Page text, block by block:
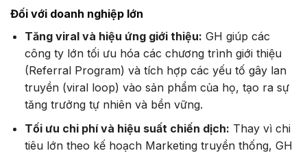
Đối với doanh nghiệp lớn
Tăng viral và hiệu ứng giới thiệu: GH giúp các
công ty lớn tối ưu hóa các chương trình giới thiệu
(Referral Program) và tích hợp các yếu tố gây lan
truyền (viral loop) vào sản phẩm của họ, tạo ra sự
tăng trưởng tự nhiên và bền vững.
Tối ưu chi phí và hiệu suất chiến dịch: Thay vì chi
tiêu lớn theo kế hoạch Marketing truyền thống, GH